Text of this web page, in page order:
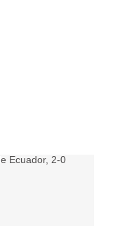
Ecuador, 2-0